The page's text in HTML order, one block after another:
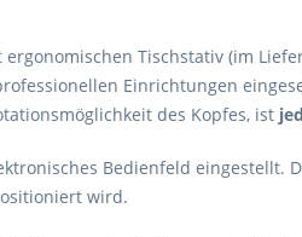
ergonomischen Tischstativ (im
Einrichtungen
des Kopfes, ist
Bedienfeld
wird.